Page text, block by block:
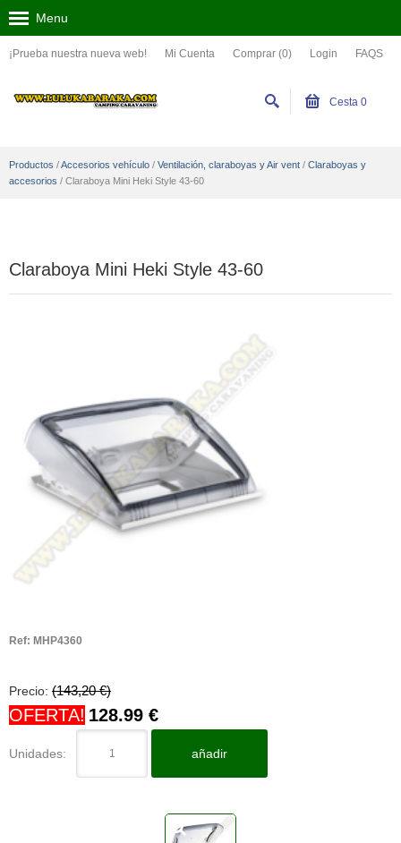
¡Prueba nuestra nueva web! Mi Cuenta Comprar (0) Login FAQS
Menu
Cesta 0
Productos /Accesorios vehículo / Ventilación, claraboyas y Air vent / Claraboyas y
accesorios / Claraboya Mini Heki Style 43-60
Claraboya Mini Heki Style 43-60
Ref: MHP4360
Precio: (143,20 €)
OFERTA! 128.99 €
Unidades: añadir